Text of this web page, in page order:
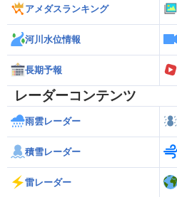
アメダスランキング
河川水位情報
長期予報
レーダーコンテンツ
雨雲レーダー
積雪レーダー
雷レーダー